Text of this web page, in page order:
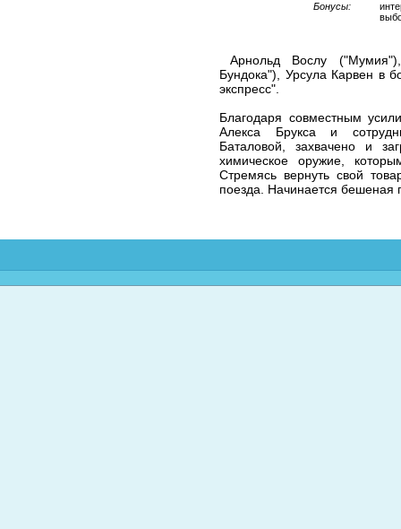
Бонусы:
Арнольд Вослу
Бундока"), Урсула Карвен в
экспресс".
Благодаря совместным
Алекса Брукса и
Баталовой, захвачено и
химическое оружие,
Стремясь вернуть свой
поезда. Начинается бешеная